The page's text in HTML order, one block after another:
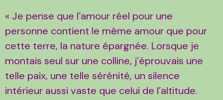
« Je pense que l’amour réel pour une
personne contient le même amour que pour
cette terre, la nature épargnée. Lorsque je
montais seul sur une colline, j’éprouvais une
telle paix, une telle sérénité, un silence
intérieur aussi vaste que celui de l’altitude.